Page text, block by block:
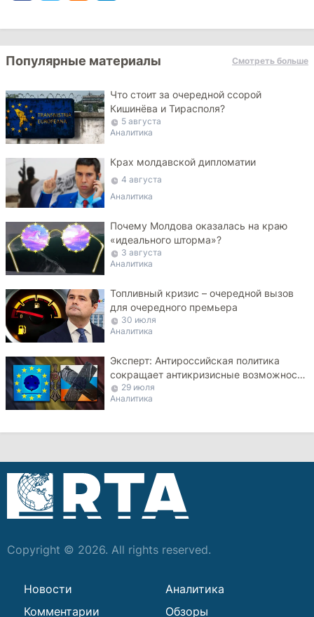
Популярные материалы Смотреть больше
Что стоит за очередной ссорой
Кишинёва и Тирасполя?
5 августа
Аналитика
Крах молдавской дипломатии
4 августа
Аналитика
Почему Молдова оказалась на краю
«идеального шторма»?
3 августа
Аналитика
Топливный кризис – очередной вызов
для очередного премьера
30 июля
Аналитика
Эксперт: Антироссийская политика
сокращает антикризисные возможности
Молдовы
29 июля
Аналитика
Copyright © 2026. All rights reserved.
Новости
Аналитика
Комментарии
Обзоры